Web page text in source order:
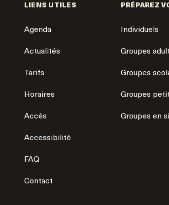
LIENS UTILES
Agenda
Actualités
Tarifs
Horaires
Accès
Accessibilité
FAQ
Contact
PRÉPAREZ
Individuels
Groupes
Groupes
Groupes
Groupes en